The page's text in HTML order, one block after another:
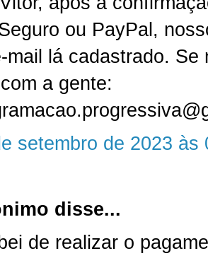
ou PayPal,
mail lá cadastrado.
a gente:
setembro de 2023 às
disse...
de realizar o